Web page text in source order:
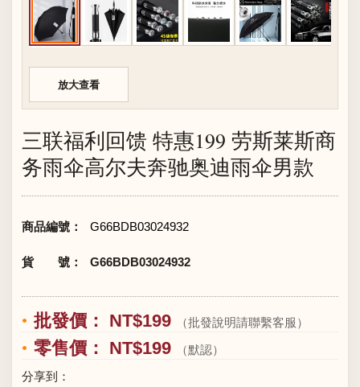
放大查看
三联福利回馈 特惠199 劳斯莱斯商
务雨伞高尔夫奔驰奥迪雨伞男款
商品編號： G66BDB03024932
貨 號： G66BDB03024932
批發價： NT$199 （批發說明請聯繫客服）
零售價： NT$199
（默認）
分享到：